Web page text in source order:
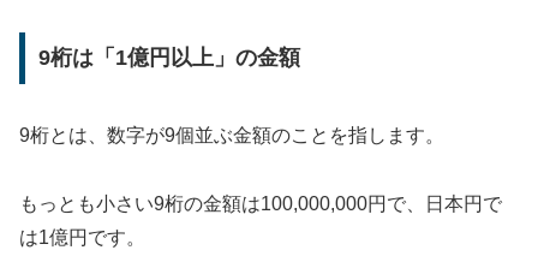
9桁は「1億円以上」の金額
9桁とは、数字が9個並ぶ金額のことを指します。
もっとも小さい9桁の金額は100,000,000円で、日本円で
は1億円です。